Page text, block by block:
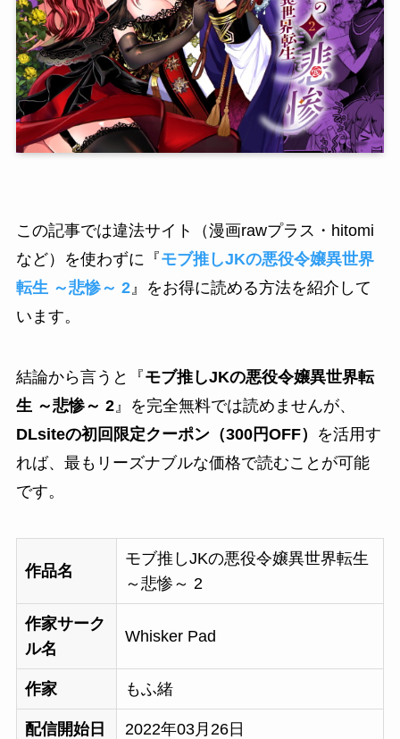
この記事では違法サイト（漫画rawプラス・hitomi
など）を使わずに『モブ推しJKの悪役令嬢異世界
転生 ～悲惨～ 2』をお得に読める方法を紹介して
います。
結論から言うと『モブ推しJKの悪役令嬢異世界転
生 ～悲惨～ 2』を完全無料では読めませんが、
DLsiteの初回限定クーポン（300円OFF）
を活用す
れば、最もリーズナブルな価格で読むことが可能
です。
作品名
モブ推しJKの悪役令嬢異世界転生
～悲惨～ 2
作家サーク
ル名
Whisker Pad
作家 もふ緒
配信開始日 2022年03月26日